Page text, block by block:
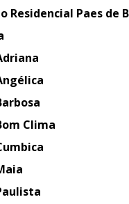
Residencial Paes de
Clima